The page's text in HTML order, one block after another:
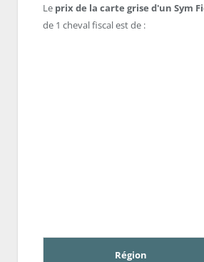
Le prix de la carte grise d'un Sym
de 1 cheval fiscal est de :
Région